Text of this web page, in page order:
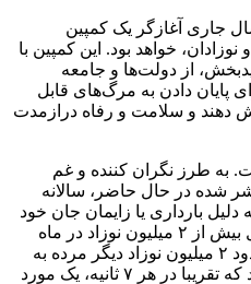
در ۷ آوریل سال جاری آغازگر یک کمپین
خواهد بود. این کمپین با
از دولت‌ها و جامعه
پایان دادن به مرگ‌های قابل
دهند و سلامت و رفاه درازمدت
به طرز نگران کننده و غم
شده در حال حاضر، سالانه
به دلیل بارداری یا زایمان جان خود
را از دست می‌دهند، در همین حال بیش از ۲ میلیون نوزاد در ماه
اول زندگی خود می‌میرند و در حدود ۲ میلیون نوزاد دیگر مرده به
دنیا می‌آیند. این آمار نشان می‌دهد که تقریبا در هر ۷ ثانیه، یک مورد